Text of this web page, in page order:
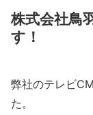
株式会社鳥
す！
弊社のテレビ
た。